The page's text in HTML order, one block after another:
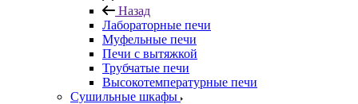
Назад
Лабораторные печи
Муфельные печи
Печи с вытяжкой
Трубчатые печи
Высокотемпературные печи
Сушильные шкафы